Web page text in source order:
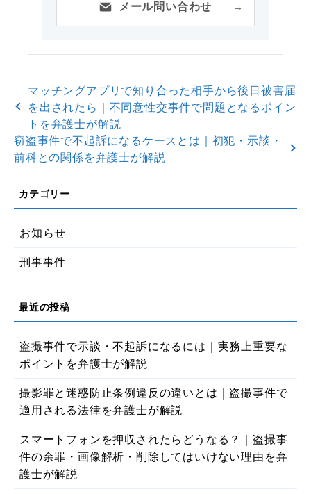
メール問い合わせ →
マッチングアプリで知り合った相手から後日被害届
を出されたら｜不同意性交事件で問題となるポイン
トを弁護士が解説
窃盗事件で不起訴になるケースとは｜初犯・示談・
前科との関係を弁護士が解説
お知らせ
刑事事件
盗撮事件で示談・不起訴になるには｜実務上重要な
ポイントを弁護士が解説
撮影罪と迷惑防止条例違反の違いとは｜盗撮事件で
適用される法律を弁護士が解説
スマートフォンを押収されたらどうなる？｜盗撮事
件の余罪・画像解析・削除してはいけない理由を弁
護士が解説